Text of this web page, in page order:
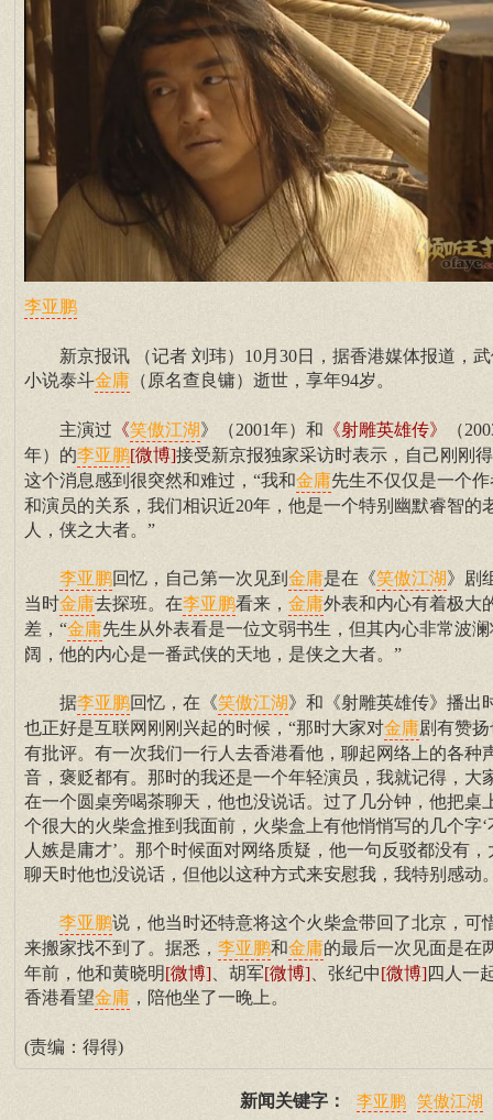
李亚鹏
新京报讯 （记者 刘玮）10月30日，据香港媒体报道，
小说泰斗金庸 （原名查良镛）逝世，享年94岁。
主演过 《笑傲江湖》（2001年）和 《射雕英雄传》
（
年）的李亚鹏[微博]接受新京报独家采访时表示，自己刚刚
这个消息感到很突然和难过，“我和金庸先生不仅仅是一个作
和演员的关系，我们相识近20年，他是一个特别幽默睿智的
人，侠之大者。”
李亚鹏回忆，自己第一次见到 金庸是在《笑傲江湖》剧
当时金庸去探班。在李亚鹏看来， 金庸外表和内心有着极大
差，“金庸先生从外表看是一位文弱书生，但其内心非常波澜
阔，他的内心是一番武侠的天地，是侠之大者。”
据李亚鹏回忆，在《笑傲江湖》和《射雕英雄传》播出
也正好是互联网刚刚兴起的时候，“那时大家对金庸剧有赞扬
有批评。有一次我们一行人去香港看他，聊起网络上的各种
音，褒贬都有。那时的我还是一个年轻演员，我就记得，大
在一个圆桌旁喝茶聊天，他也没说话。过了几分钟，他把桌
个很大的火柴盒推到我面前，火柴盒上有他悄悄写的几个字‘
人嫉是庸才’。那个时候面对网络质疑，他一句反驳都没有，
聊天时他也没说话，但他以这种方式来安慰我，我特别感动
李亚鹏说，他当时还特意将这个火柴盒带回了北京，可
来搬家找不到了。据悉， 李亚鹏和金庸的最后一次见面是在
年前，他和黄晓明[微博] 、胡军[微博] 、张纪中[微博]四人一
香港看望金庸 ，陪他坐了一晚上。
(责编：得得)
新闻关键字： 李亚鹏 笑傲江湖